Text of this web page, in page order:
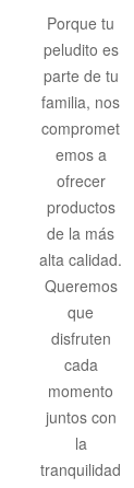
Porque tu
peludito es
parte de tu
familia, nos
compromet
emos a
ofrecer
productos
de la más
alta calidad.
Queremos
que
disfruten
cada
momento
juntos con
la
tranquilidad